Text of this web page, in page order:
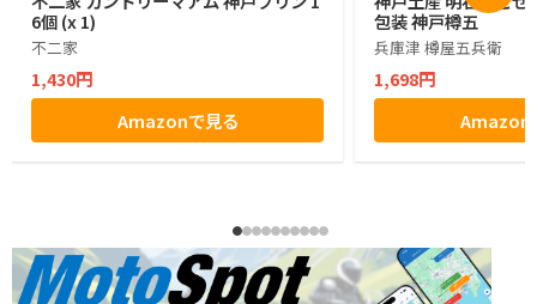
6個 (x 1)
不二家
1,430円
Amazonで見る
包装 神戸樽五
兵庫津 樽屋五兵衛
1,698円
Amazon